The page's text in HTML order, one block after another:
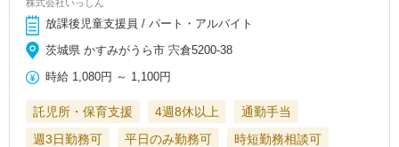
株式会社いっしん
放課後児童支援員 / パート・アルバイト
茨城県 かすみがうら市 宍倉5200-38
時給 1,080円 ～ 1,100円
託児所・保育支援 4週8休以上
通勤手当
週3日勤務可
平日のみ勤務可 時短勤務相談可